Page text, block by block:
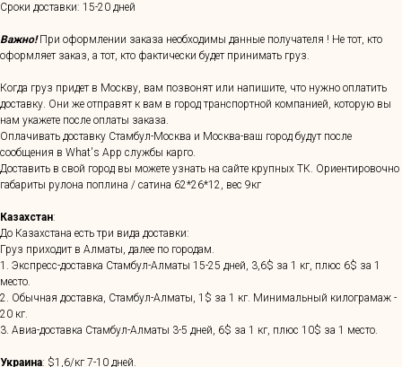
Сроки доставки: 15-20 дней
Важно!При оформлении заказа необходимы данные получателя ! Не тот, кто
оформляет заказ, а тот, кто фактически будет принимать груз.
Когда груз придет в Москву, вам позвонят или напишите, что нужно оплатить
доставку. Они же отправят к вам в город транспортной компанией, которую вы
нам укажете после оплаты заказа.
Оплачивать доставку Стамбул-Москва и Москва-ваш город будут после
сообщения в What's App службы карго.
Доставить в свой город вы можете узнать на сайте крупных ТК. Ориентировочно
габариты рулона поплина / сатина 62*26*12, вес 9кг
Казахстан:
До Казахстана есть три вида доставки:
Груз приходит в Алматы, далее по городам.
1. Экспресс-доставка Стамбул-Алматы 15-25 дней, 3,6$ за 1 кг, плюс 6$ за 1
место.
2. Обычная доставка, Стамбул-Алматы, 1$ за 1 кг. Минимальный килограмаж -
20 кг.
3. Авиа-доставка Стамбул-Алматы 3-5 дней, 6$ за 1 кг, плюс 10$ за 1 место.
Украина: $1,6/кг 7-10 дней.